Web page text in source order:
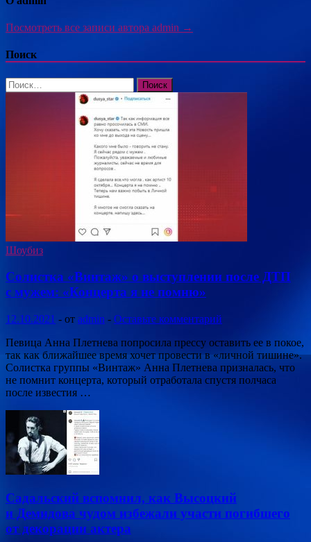
Посмотреть все записи автора admin →
Поиск
Найти:
Шоубиз
Солистка «Винтаж» о выступлении после ДТП
с мужем: «Концерта я не помню»
12.10.2021 - от admin - Оставьте комментарий
Певица Анна Плетнева попросила прессу оставить ее в покое,
так как ближайшее время хочет провести в «личной тишине».
Солистка группы «Винтаж» Анна Плетнева призналась, что
не помнит концерта, который отработала спустя полчаса
после известия …
Садальский вспомнил, как Высоцкий
и Демидова чудом избежали участи погибшего
от декорации актера